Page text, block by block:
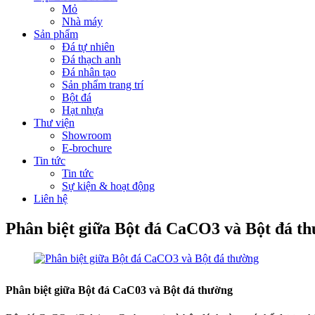
Mỏ
Nhà máy
Sản phẩm
Đá tự nhiên
Đá thạch anh
Đá nhân tạo
Sản phẩm trang trí
Bột đá
Hạt nhựa
Thư viện
Showroom
E-brochure
Tin tức
Tin tức
Sự kiện & hoạt động
Liên hệ
Phân biệt giữa Bột đá CaCO3 và Bột đá
Phân biệt giữa Bột đá CaC03 và Bột đá thường